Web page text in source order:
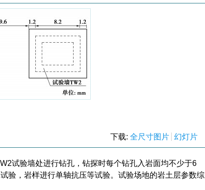
下载: 全尺寸图片 幻灯片
试验墙处进行钻孔，钻探时每个钻孔入岩面均不少于6
验，岩样进行单轴抗压等试验。试验场地的岩土层参数综